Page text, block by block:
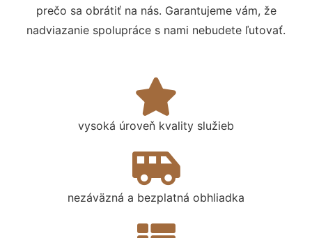
prečo sa obrátiť na nás. Garantujeme vám, že
nadviazanie spolupráce s nami nebudete ľutovať.
vysoká úroveň kvality služieb
nezáväzná a bezplatná obhliadka